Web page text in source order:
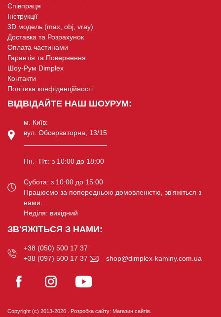
Співпраця
Інструкції
3D модель (max, obj, vray)
Доставка та Розрахунок
Оплата частинами
Гарантія та Повернення
Шоу-Рум Dimplex
Контакти
Політика конфіденційності
ВІДВІДАЙТЕ НАШ ШОУРУМ:
м. Київ:
вул. Обсерваторна, 13/15
Пн.- Пт.: з 10:00 до 18:00
Субота: з 10:00 до 15:00
Працюємо за попередньою домовленістю, зв'яжіться з
нами.
Неділя: вихідний
ЗВ'ЯЖІТЬСЯ З НАМИ:
+38 (050) 500 17 37
+38 (097) 500 17 37
shop@dimplex-kaminy.com.ua
Copyright (c) 2013-2026 . Розробка сайту: Магазин сайтів